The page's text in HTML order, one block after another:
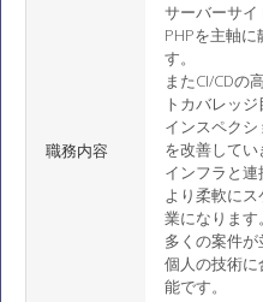
職務内容
サーバーサイ
PHPを主軸
す。
またCI/CDの
トカバレッジ
インスペク
を改善してい
インフラと連
より柔軟に
業になります。
多くの案件
個人の技術
能です。